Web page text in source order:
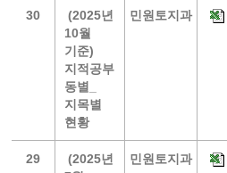
30
(2025년
10월
기준)
지적공부
동별_
지목별
현황
민원토지과
29
(2025년
민원토지과